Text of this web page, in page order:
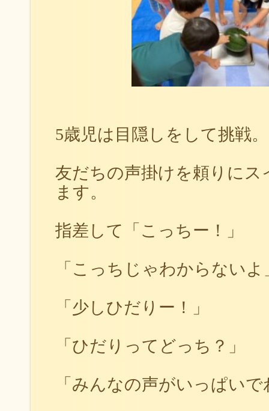
5歳児は目隠しをして挑戦。
友だちの声掛けを頼りにス
ます。
指差して「こっちー！」
「こっちじゃわからないよ
「少しひだりー！」
「ひだりってどっち？」
「みんなの声がいっぱい